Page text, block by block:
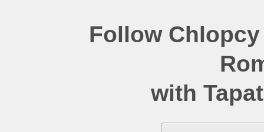
Follow
with